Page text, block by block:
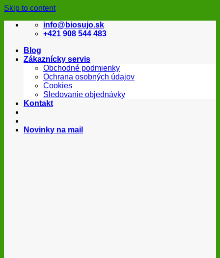
Skip to content
info@biosujo.sk
+421 908 544 483
Blog
Zákaznícky servis
Obchodné podmienky
Ochrana osobných údajov
Cookies
Sledovanie objednávky
Kontakt
Novinky na mail